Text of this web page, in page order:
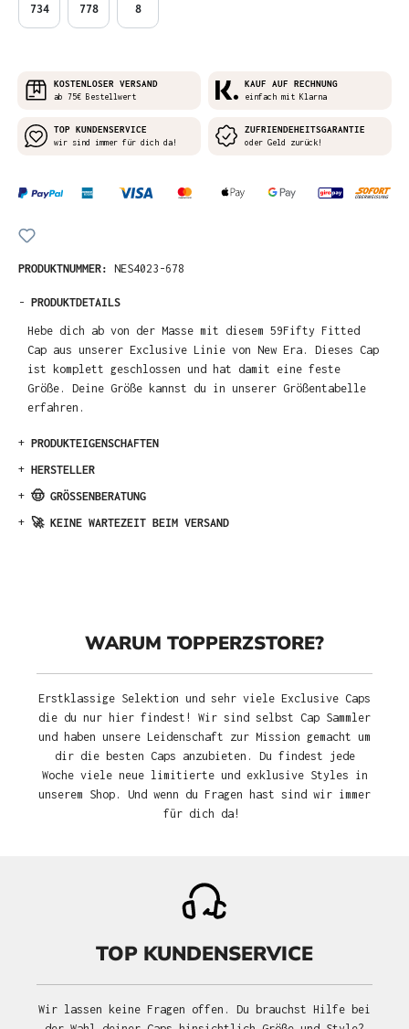
734 778 8
KOSTENLOSER VERSAND
ab 75€ Bestellwert
KAUF AUF RECHNUNG
einfach mit Klarna
TOP KUNDENSERVICE
wir sind immer für dich da!
ZUFRIENDEHEITSGARANTIE
oder Geld zurück!
PRODUKTNUMMER: NES4023-678
- PRODUKTDETAILS
Hebe dich ab von der Masse mit diesem 59Fifty Fitted
Cap aus unserer Exclusive Linie von New Era. Dieses Cap
ist komplett geschlossen und hat damit eine feste
Größe. Deine Größe kannst du in unserer Größentabelle
erfahren.
+ PRODUKTEIGENSCHAFTEN
+ HERSTELLER
+ 🤠 GRÖSSENBERATUNG
+ 🚀 KEINE WARTEZEIT BEIM VERSAND
WARUM TOPPERZSTORE?
Erstklassige Selektion und sehr viele Exclusive Caps
die du nur hier findest! Wir sind selbst Cap Sammler
und haben unsere Leidenschaft zur Mission gemacht um
dir die besten Caps anzubieten. Du findest jede
Woche viele neue limitierte und exklusive Styles in
unserem Shop. Und wenn du Fragen hast sind wir immer
für dich da!
TOP KUNDENSERVICE
Wir lassen keine Fragen offen. Du brauchst Hilfe bei